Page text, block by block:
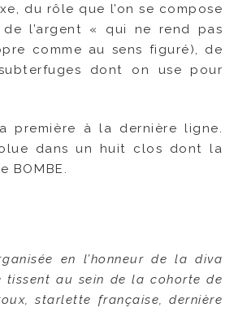
du rôle que l’on se compose
l’argent « qui ne rend pas
comme au sens figuré), de
dont on use pour
première à la dernière ligne.
dans un huit clos dont la
BOMBE.
en l’honneur de la diva
tissent au sein de la cohorte de
starlette française, dernière